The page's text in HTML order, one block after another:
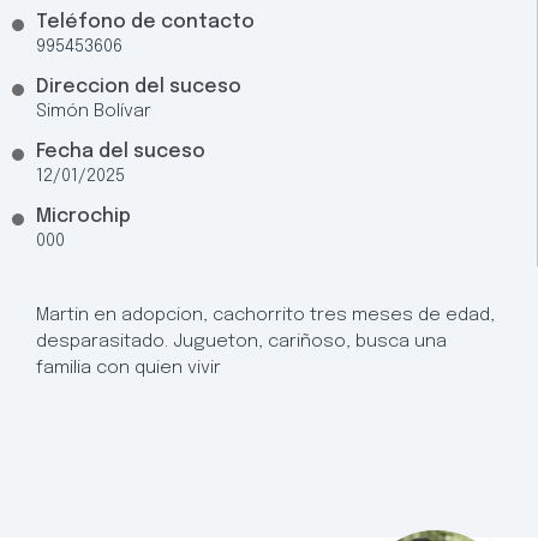
Teléfono de contacto
995453606
Direccion del suceso
Simón Bolívar
Fecha del suceso
12/01/2025
Microchip
000
Martin en adopcion, cachorrito tres meses de edad,
desparasitado. Jugueton, cariñoso, busca una
familia con quien vivir